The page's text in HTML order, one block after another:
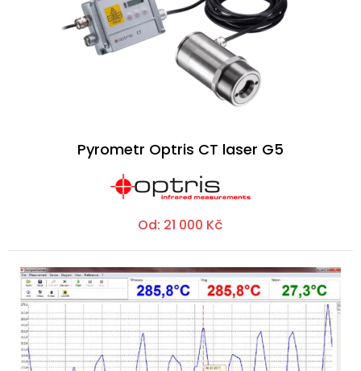
Pyrometr Optris CT laser G5
Od: 21 000 Kč